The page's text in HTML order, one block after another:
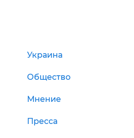
Украина
Общество
Мнение
Пресса